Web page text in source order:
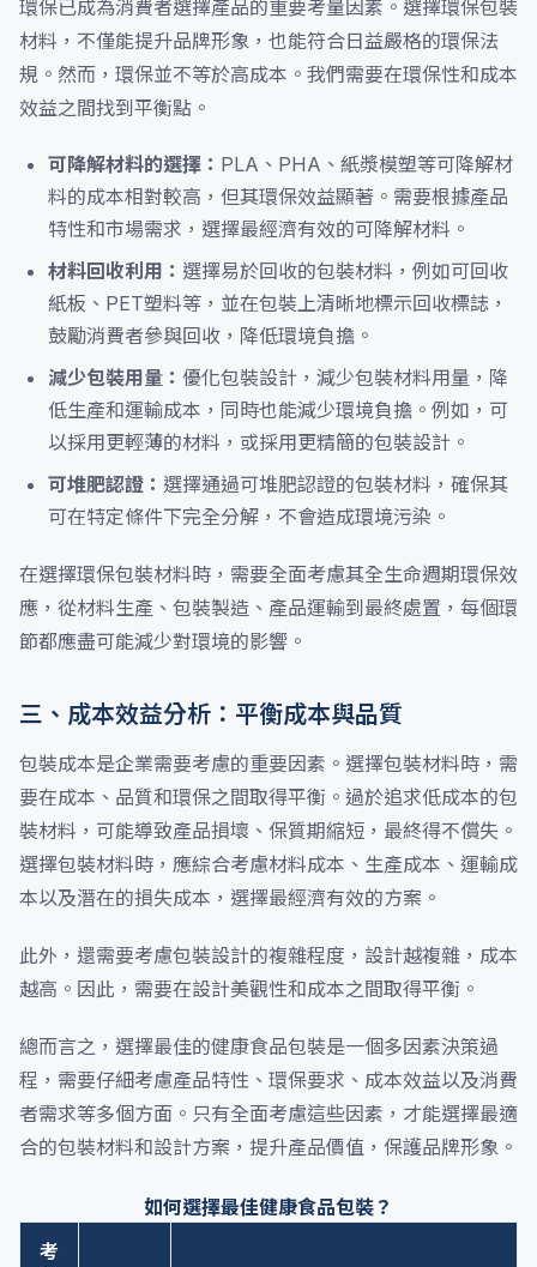
環保已成為消費者選擇產品的重要考量因素。選擇環保包裝
材料，不僅能提升品牌形象，也能符合日益嚴格的環保法
規。然而，環保並不等於高成本。我們需要在環保性和成本
效益之間找到平衡點。
可降解材料的選擇： PLA、PHA、紙漿模塑等可降解材
料的成本相對較高，但其環保效益顯著。需要根據產品
特性和市場需求，選擇最經濟有效的可降解材料。
材料回收利用： 選擇易於回收的包裝材料，例如可回收
紙板、PET塑料等，並在包裝上清晰地標示回收標誌，
鼓勵消費者參與回收，降低環境負擔。
減少包裝用量： 優化包裝設計，減少包裝材料用量，降
低生產和運輸成本，同時也能減少環境負擔。例如，可
以採用更輕薄的材料，或採用更精簡的包裝設計。
可堆肥認證： 選擇通過可堆肥認證的包裝材料，確保其
可在特定條件下完全分解，不會造成環境污染。
在選擇環保包裝材料時，需要全面考慮其全生命週期環保效
應，從材料生產、包裝製造、產品運輸到最終處置，每個環
節都應盡可能減少對環境的影響。
三、成本效益分析：平衡成本與品質
包裝成本是企業需要考慮的重要因素。選擇包裝材料時，需
要在成本、品質和環保之間取得平衡。過於追求低成本的包
裝材料，可能導致產品損壞、保質期縮短，最終得不償失。
選擇包裝材料時，應綜合考慮材料成本、生產成本、運輸成
本以及潛在的損失成本，選擇最經濟有效的方案。
此外，還需要考慮包裝設計的複雜程度，設計越複雜，成本
越高。因此，需要在設計美觀性和成本之間取得平衡。
總而言之，選擇最佳的健康食品包裝是一個多因素決策過
程，需要仔細考慮產品特性、環保要求、成本效益以及消費
者需求等多個方面。只有全面考慮這些因素，才能選擇最適
合的包裝材料和設計方案，提升產品價值，保護品牌形象。
如何選擇最佳健康食品包裝？
考